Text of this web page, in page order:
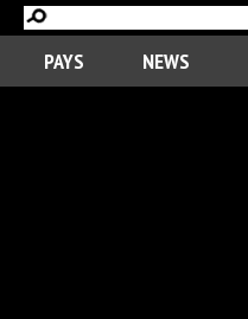
PAYS NEWS